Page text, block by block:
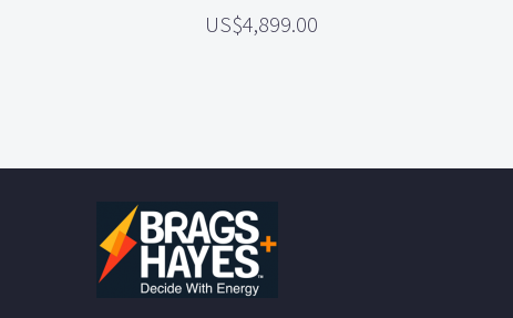
4,899.00